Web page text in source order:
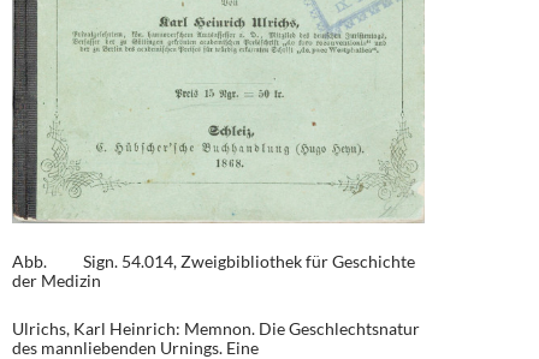
Abb. Sign. 54.014, Zweigbibliothek für Geschichte
der Medizin
Ulrichs, Karl Heinrich: Memnon. Die Geschlechtsnatur
des mannliebenden Urnings. Eine